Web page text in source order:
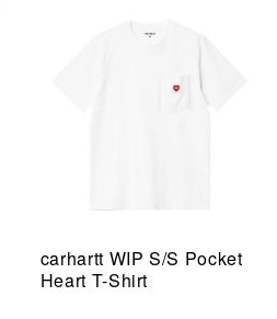
carhartt WIP S/S Pocket
Heart T-Shirt